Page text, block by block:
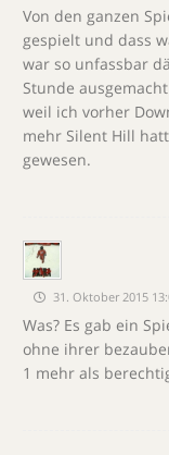
Von den ganzen
gespielt und dass
war so unfassbar
Stunde
weil ich vorher
mehr Silent Hill
gewesen.
31. Oktober 2015
Was? Es gab ein
ohne ihrer
1 mehr als